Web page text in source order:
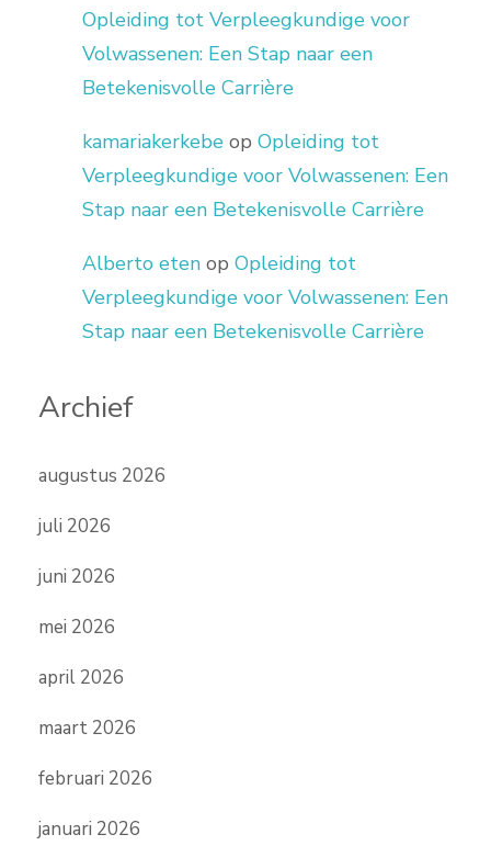
Opleiding tot Verpleegkundige voor
Volwassenen: Een Stap naar een
Betekenisvolle Carrière
kamariakerkebe op Opleiding tot
Verpleegkundige voor Volwassenen: Een
Stap naar een Betekenisvolle Carrière
Alberto eten op Opleiding tot
Verpleegkundige voor Volwassenen: Een
Stap naar een Betekenisvolle Carrière
Archief
augustus 2026
juli 2026
juni 2026
mei 2026
april 2026
maart 2026
februari 2026
januari 2026